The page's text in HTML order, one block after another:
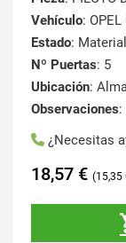
Vehículo:
Estado:
Nº Puertas: 5
Ubicación:
Observaciones:
¿Necesitas
18,57 € 15,35